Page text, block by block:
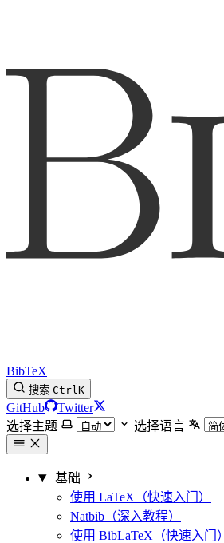
BibTeX
搜索 CtrlK
GitHub
Twitter
选择主题
选择语言
基础
使用 LaTeX（快速入门）
Natbib（深入教程）
使用 BibLaTeX（快速入门）